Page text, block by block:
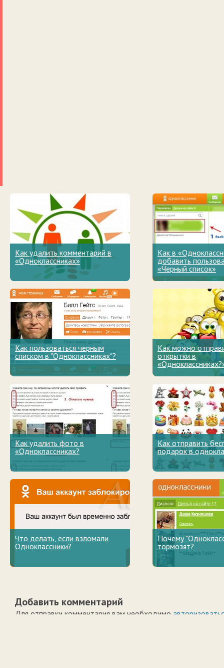
Как удалить комментарий в
«Одноклассниках»
Как в
добавить
«Черный список»
Как пользоваться черным
списком в "Одноклассниках"?
Как можно
открытки в
Как удалить фото в
«Одноклассниках?
Как отправить
подарок в
Что делать, если взломали
Одноклассники?
Почему
тормозят?
Добавить комментарий
Для отправки комментария вам необходимо